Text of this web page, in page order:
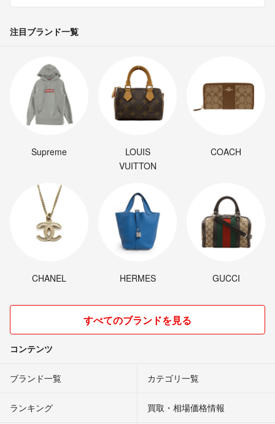
注目ブランド一覧
Supreme
LOUIS
VUITTON
COACH
CHANEL HERMES GUCCI
すべてのブランドを見る
コンテンツ
ブランド一覧 カテゴリ一覧
ランキング 買取・相場価格情報